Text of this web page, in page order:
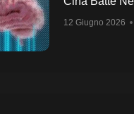
12 Giugno 2026